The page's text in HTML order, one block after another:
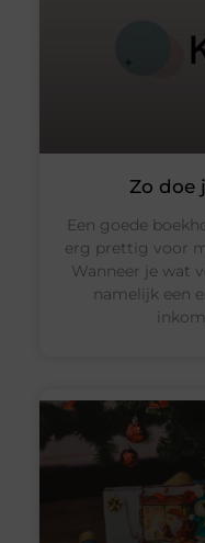
Zo doe
Een goede
erg prettig voor
Wanneer je wat
namelijk een